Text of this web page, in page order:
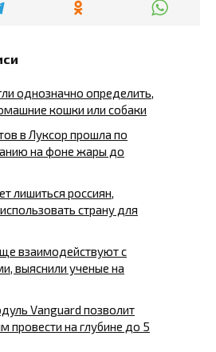
однозначно определить,
кошки или собаки
в Луксор прошла по
на фоне жары до
лишиться россиян,
страну для
взаимодействуют с
выяснили ученые на
Vanguard позволит
провести на глубине до 5